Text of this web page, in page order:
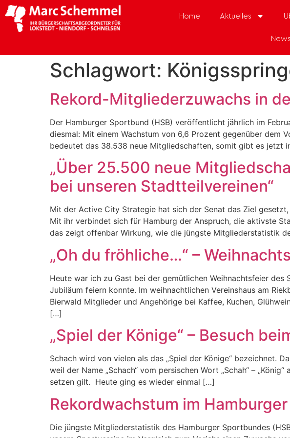
Home Aktuelles
Schlagwort:
Rekord-Mitgliederzuwachs in
Der Hamburger Sportbund (HSB) veröffentlicht jährlich im
diesmal: Mit einem Wachstum von 6,6 Prozent gegenüber dem
bedeutet das 38.538 neue Mitgliedschaften, somit gibt es jetzt
„Über 25.500 neue
bei unseren Stadtteilvereinen“
Mit der Active City Strategie hat sich der Senat das Ziel
Mit ihr verbindet sich für Hamburg der Anspruch, die aktivste
das zeigt offenbar Wirkung, wie die jüngste Mitgliederstatistik
„Oh du fröhliche…“ –
Heute war ich zu Gast bei der gemütlichen Weihnachtsfeier
Jubiläum feiern konnte. Im weihnachtlichen Vereinshaus am
Bierwald Mitglieder und Angehörige bei Kaffee, Kuchen,
[…]
„Spiel der Könige“ – Besuch
Schach wird von vielen als das „Spiel der Könige“ bezeichnet.
weil der Name „Schach“ vom persischen Wort „Schah“ –
setzen gilt. Heute ging es wieder einmal […]
Rekordwachstum im
Die jüngste Mitgliederstatistik des Hamburger Sportbundes